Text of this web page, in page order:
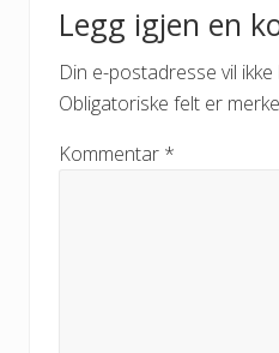
Legg igjen en
Din e-postadresse vil ikke
Obligatoriske felt er
Kommentar *